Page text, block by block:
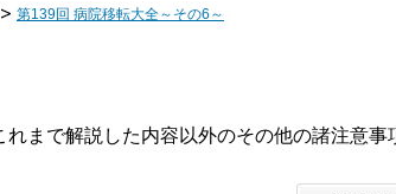
第139回 病院移転大全～その6～
まで解説した内容以外のその他の諸注意事